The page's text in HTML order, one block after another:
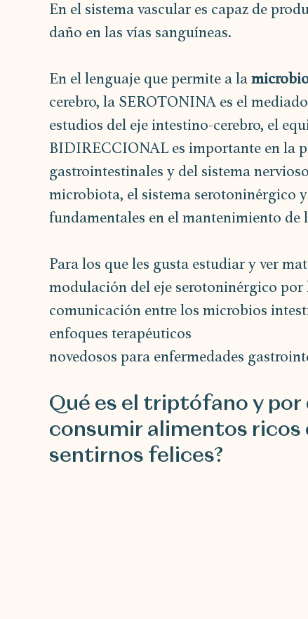
En el sistema vascular es capaz de
daño en las vías sanguíneas.
En el lenguaje que permite a la
cerebro, la SEROTONINA es el
estudios del eje intestino-cerebro, el
BIDIRECCIONAL es importante en la
gastrointestinales y del sistema
microbiota, el sistema serotoninérgico
fundamentales en el mantenimiento de
Para los que les gusta estudiar y ver
modulación del eje serotoninérgico por
comunicación entre los microbios
enfoques terapéuticos
novedosos para enfermedades
Qué es el triptófano y por
consumir alimentos ricos
sentirnos felices?